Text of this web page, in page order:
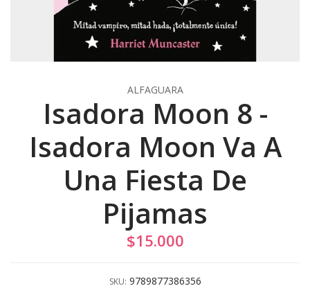
ALFAGUARA
Isadora Moon 8 -
Isadora Moon Va A
Una Fiesta De
Pijamas
$15.000
SKU: 9789877386356